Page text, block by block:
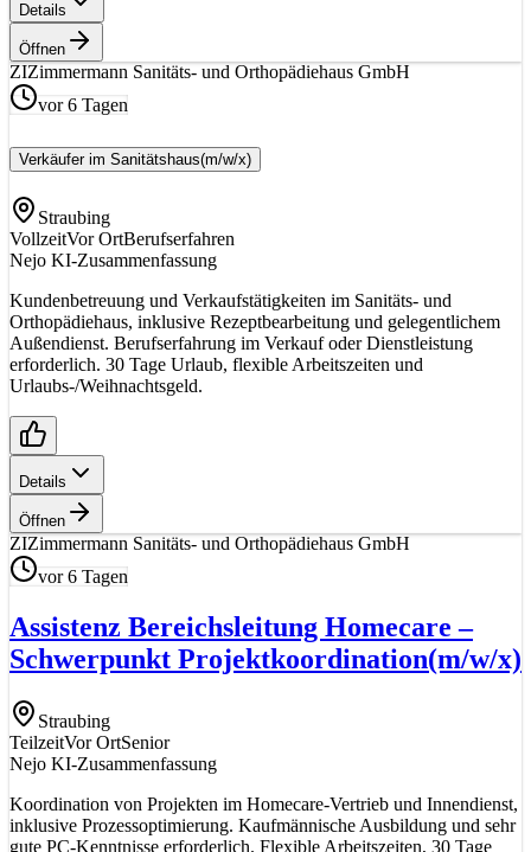
Details
Öffnen
ZIZimmermann Sanitäts- und Orthopädiehaus GmbH
vor 6 Tagen
Verkäufer im Sanitätshaus(m/w/x)
Straubing
VollzeitVor OrtBerufserfahren
Nejo KI-Zusammenfassung
Kundenbetreuung und Verkaufstätigkeiten im Sanitäts- und
Orthopädiehaus, inklusive Rezeptbearbeitung und gelegentlichem
Außendienst. Berufserfahrung im Verkauf oder Dienstleistung
erforderlich. 30 Tage Urlaub, flexible Arbeitszeiten und
Urlaubs-/Weihnachtsgeld.
Details
Öffnen
ZIZimmermann Sanitäts- und Orthopädiehaus GmbH
vor 6 Tagen
Assistenz Bereichsleitung Homecare –
Schwerpunkt Projektkoordination(m/w/x)
Straubing
TeilzeitVor OrtSenior
Nejo KI-Zusammenfassung
Koordination von Projekten im Homecare-Vertrieb und Innendienst,
inklusive Prozessoptimierung. Kaufmännische Ausbildung und sehr
gute PC-Kenntnisse erforderlich. Flexible Arbeitszeiten, 30 Tage